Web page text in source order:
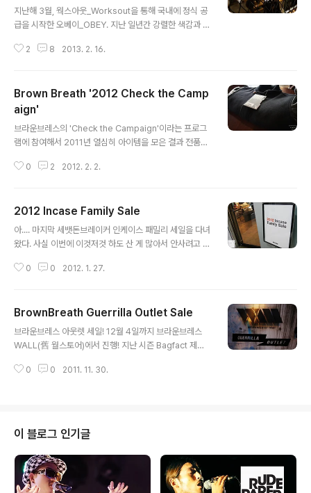
지난해 3월, 웍스아웃_Worksout을 통해 국내에 정식 공
급을 시작한 오베이_OBEY. 지난 일년간 강렬한 색감과 과
러 제품은 센스있는 패피들에게 많은 사랑을 받아오고 있
할인된 가격으로 샘플세일을 실시하였다! 2013년 2월 15
일, 아직은 칼바람이 불어오는 추운 겨울날, 압구정에 위치
한 웍스아웃 스토어로 발길을 향했다. 오픈할 때부터 지난
여름의 샘플세일까지 이 곳에 올 때 마다 올리는 포스팅(셰
퍼드 페어리의 OBEY, 한국상륙!, 스트릿 아트를 입는 방
법, OBEY 샘플 세일)이지만, 이번에는 오베이 측의 스탭분
2 8 2013. 2. 16.
Brown Breath '2012 Check the Camp
aign'
브라운브레스의 'Check the Campaign'이라는 프로그
램에 참여해서 2011년 열심히 아이템을 모은 결과 전품목
돈 너무 많이 써서 ㅠㅠㅠㅠㅠㅠ '정말 저거 사고 싶다!!' 라
를 뚫고 MC요롱과 나는 신사동에 새로 오픈한 브라운브레
스 패시지 스토어를 찾았다. 단품 50% 세일이 아니라 모
든 구매 항목에 대해 1회에 한해 반값!! 정말 븨앞피로 대접
하여간 좋은 행사를 통해 친구들에게 선물을 주는 기회를
0 2 2012. 2. 2.
2012 Incase Family Sale
아.... 마지막 세뱃돈브레이커 인케이스 패밀리 세일을 다녀
왔다. 사실 이번에 이것저것 하도 산 게 많아서 안사려고 했
수가 있나 이거.. 아이패드 케이스로 처음 인케이스 제품을
리 세일은 오늘 단 하루 동안만 인케이스의 정식 수입업체
인 프리즘 디스트리뷰션에서 열렸다. 후기 ㄱㄱ 10시부터
입장이라 20분정도 일찍 도착했는데 벌써 몇몇분들이 줄
니까 사람이 바글바글 ㄷㄷㄷ 일찍 오길 잘했음묰ㅋㅋ 백
0 0 2012. 1. 27.
BrownBreath Guerrilla Outlet Sale
브라운브레스 아웃렛 세일! 12월 4일까지 브라운브레스
WALL(舊 월스토어)에서 진행! 지난 시즌 Bagfact 제품
다!! 눈독 들이고 있던 사람은 어서 체크체크!!
0 0 2011. 11. 30.
이 블로그 인기글